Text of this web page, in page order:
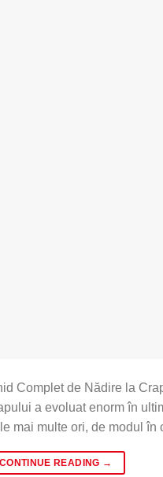
Complet de Nădire la
a evoluat enorm în
mai multe ori, de modul
CONTINUE READING →